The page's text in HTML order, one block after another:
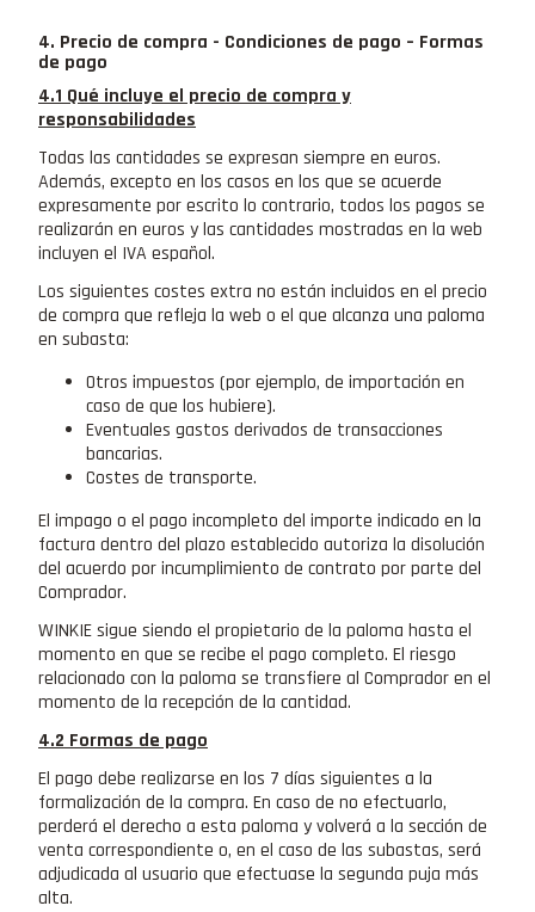
4. Precio de compra - Condiciones de pago – Formas
de pago
4.1 Qué incluye el precio de compra y
responsabilidades
Todas las cantidades se expresan siempre en euros.
Además, excepto en los casos en los que se acuerde
expresamente por escrito lo contrario, todos los pagos se
realizarán en euros y las cantidades mostradas en la web
incluyen el IVA español.
Los siguientes costes extra no están incluidos en el precio
de compra que refleja la web o el que alcanza una paloma
en subasta:
Otros impuestos (por ejemplo, de importación en
caso de que los hubiere).
Eventuales gastos derivados de transacciones
bancarias.
Costes de transporte.
El impago o el pago incompleto del importe indicado en la
factura dentro del plazo establecido autoriza la disolución
del acuerdo por incumplimiento de contrato por parte del
Comprador.
WINKIE sigue siendo el propietario de la paloma hasta el
momento en que se recibe el pago completo. El riesgo
relacionado con la paloma se transfiere al Comprador en el
momento de la recepción de la cantidad.
4.2 Formas de pago
El pago debe realizarse en los 7 días siguientes a la
formalización de la compra. En caso de no efectuarlo,
perderá el derecho a esta paloma y volverá a la sección de
venta correspondiente o, en el caso de las subastas, será
adjudicada al usuario que efectuase la segunda puja más
alta.